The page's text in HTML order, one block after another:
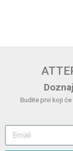
Budite prvi koji